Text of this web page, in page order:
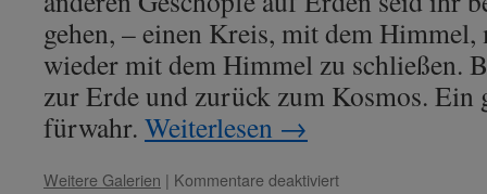
gehen, – einen Kreis, mit dem
wieder mit dem Himmel zu schließen.
zur Erde und zurück zum Kosmos. Ein
fürwahr. Weiterlesen →
Weitere Galerien | Kommentare deaktiviertfür